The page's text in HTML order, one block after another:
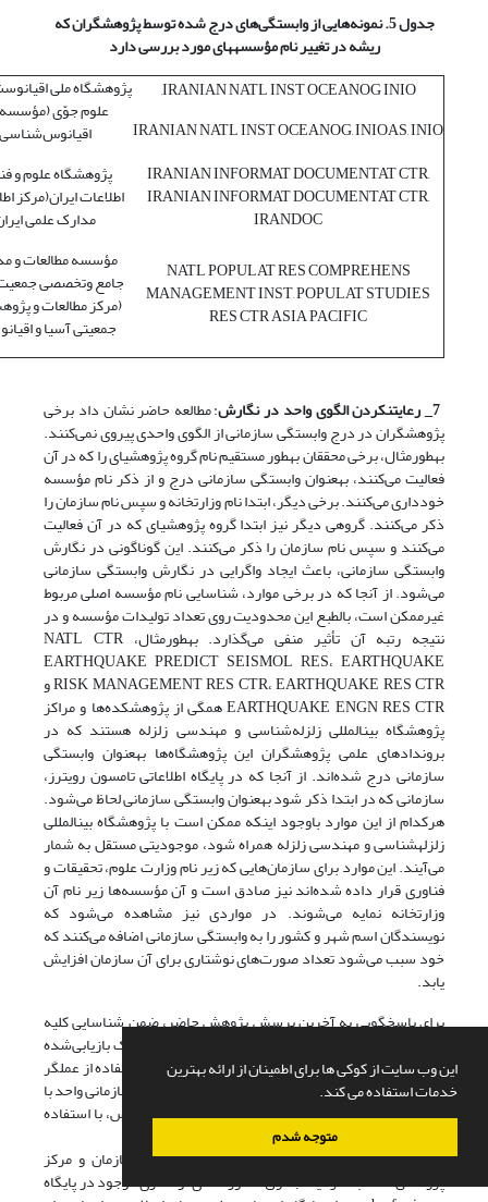
این وب سایت از کوکی ها برای اطمینان از ارائه بهترین
خدمات استفاده می کند.
متوجه شدم
جدول 5. نمونه
هایی از وابستگیهای درج شده توسط پژوهشگران که
ریشه در تغییر نام مؤسسههای مورد بررسی دارد
IRANIAN NATL INST OCEANOG INIO,
IRANIAN NATL INST OCEANOG, INIOAS, INIO
پژوهشگاه ملی
علوم جوّی
IRANIAN INFORMAT DOCUMENTAT CTR,
IRANIAN INFORMAT DOCUMENTAT CTR,
IRANDOC
پژوهشگاه علوم و
اطلاعات ایران(مرکز
مدارک علمی
NATL POPULAT RES COMPREHENS
MANAGEMENT INST, POPULAT STUDIES
RES CTR ASIA PACIFIC
مؤسسه مطالعات و
جامع وتخصصی
(مرکز مطالعات و
جمعیتی آسیا و
نکردن الگوی واحد در نگارش: مطالعه حاضر نشان داد برخی
پژوهشگران در درج وابستگی سازمانی از الگوی واحدی پیروی نمی‌کنند.
بهطورمثال، برخی محققان بهطور مستقیم نام گروه پژوهشیای را که در آن
فعالیت می‌کنند، بهعنوان وابستگی سازمانی درج و از ذکر نام مؤسسه
خودداری می‌کنند. برخی دیگر، ابتدا نام وزارتخانه و سپس نام سازمان را
ذکر می‌کنند. گروهی دیگر نیز ابتدا گروه پژوهشیای که در آن فعالیت
می‌کنند و سپس نام سازمان را ذکر می‌کنند. این گونا‌گونی در نگارش
وابستگی سازمانی، باعث ایجاد واگرایی در نگارش وابستگی سازمانی
می‌شود. از آنجا که در برخی موارد، شناسایی نام مؤسسه اصلی مربوط
غیرممکن است، بالطبع این محدودیت روی تعداد تولیدات مؤسسه و در
نتیجه رتبه آن تأثیر منفی می‌گذارد. بهطورمثال، NATL CTR
EARTHQUAKE PREDICT SEISMOL RES، EARTHQUAKE
RISK MANAGEMENT RES CTR، EARTHQUAKE RES CTR و
EARTHQUAKE ENGN RES CTR همگی از پژوهشکده‌ها و مراکز
پژوهشگاه بینالمللی زلزله‌شناسی و مهندسی زلزله هستند که در
بروندادهای علمی پژوهشگران این پژوهشگاه‌ها بهعنوان وابستگی
سازمانی درج شده‌اند. از آنجا که در پایگاه اطلاعاتی تامسون رویترز،
سازمانی که در ابتدا ذکر شود بهعنوان وابستگی سازمانی لحاظ می‌شود.
هرکدام از این موارد باوجود اینکه ممکن است با پژوهشگاه بینالمللی
زلزلهشناسی و مهندسی زلزله همراه شود، موجودیتی مستقل به شمار
می‌‌آیند. این موارد برای سازمان‌هایی که زیر نام وزارت علوم، تحقیقات و
فناوری قرار داده شده‌اند نیز صادق است و آن مؤسسه‌ها زیر نام آن
وزارتخانه نمایه می‌شوند. در مواردی نیز مشاهده می‌شود که
نویسندگان اسم شهر و کشور را به وابستگی سازمانی اضافه می‌کنند که
خود سبب می‌شود تعداد صورت‌های نوشتاری برای آن سازمان افزایش
یابد.
برای پاسخگویی به آخرین پرسش پژوهش حاضر، ضمن شناسایی کلیه
صورت‌های مختلف نگارشی برای هر سازمان، تعداد مدارک بازیابی‌شده
برای هر صورت نگارشی جداگانه ثبت شده و سپس با استفاده از عملگر
بولیor کلیه صورت‌های نگارشی اختصاص داده شده به سازمانی واحد با
یکدیگر ترکیب و تعداد نتایج بازیابی مشخص گردید. سپس، با استفاده
از این روش تعداد همپوشانی‌ها کسر و جامعیت نسبی برای
هر یک از وابستگی‌های سازمانی درجشده برای هر سازمان و مرکز
پژوهشی محاسبه گردید. جدول6 صورت‌های نوشتاری موجود در پایگاه